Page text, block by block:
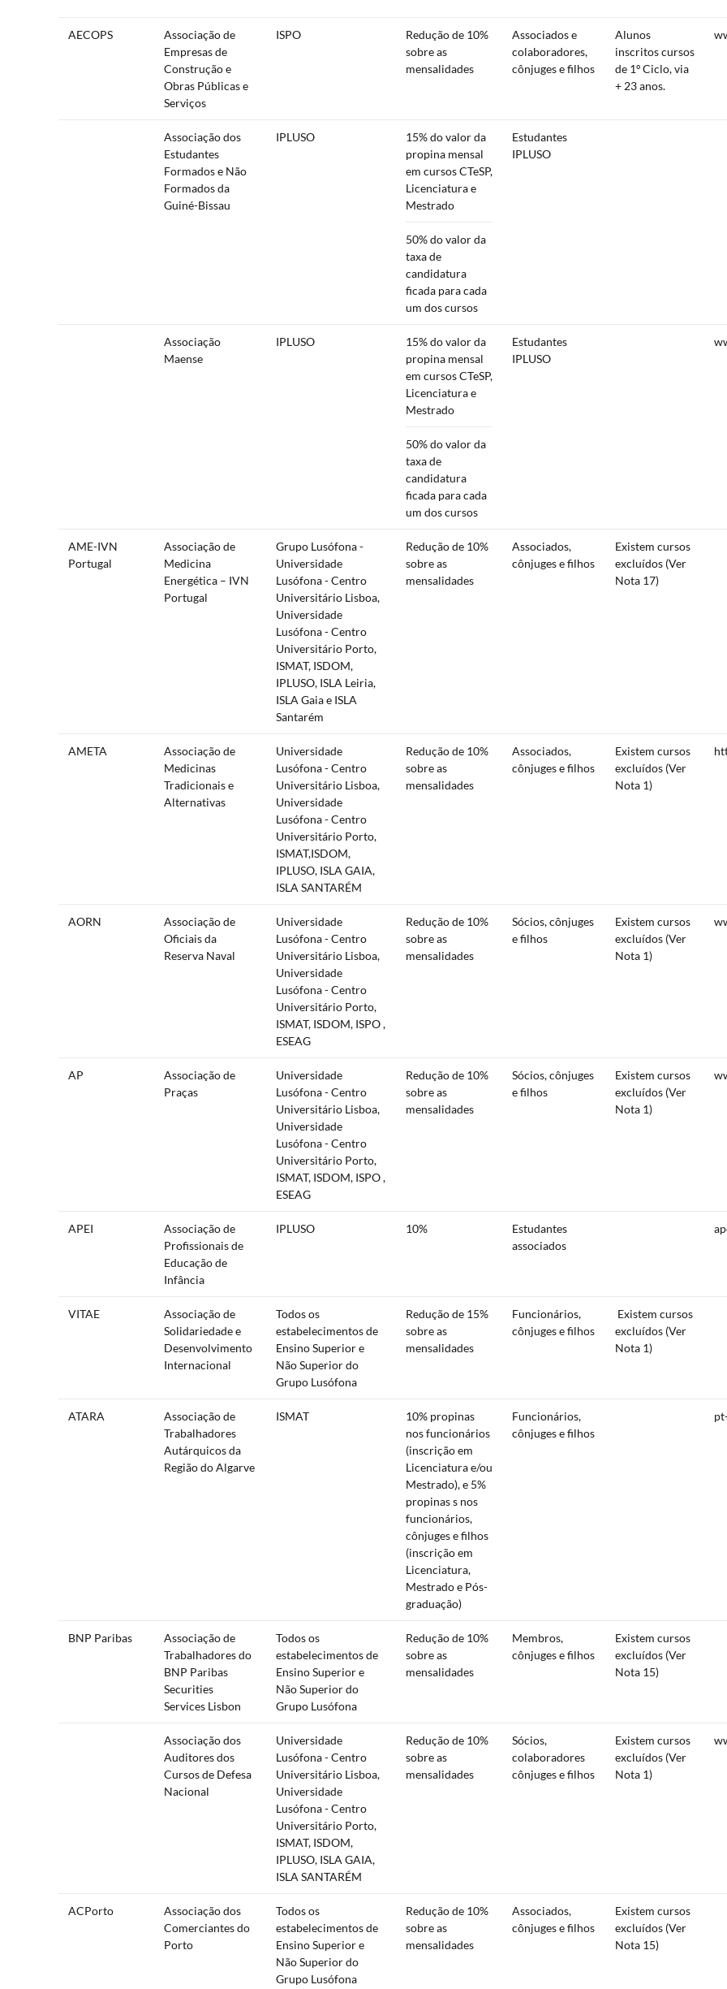
AECOPS
Associação de
Empresas de
Construção e
Obras Públicas e
Serviços
ISPO
Redução de 10%
sobre as
mensalidades
Associados e
colaboradores,
cônjuges e filhos
Alunos
inscritos cursos
de 1º Ciclo, via
+ 23 anos.
Associação dos
Estudantes
Formados e Não
Formados da
Guiné-Bissau
IPLUSO
15% do valor da
propina mensal
em cursos CTeSP,
Licenciatura e
Mestrado
50% do valor da
taxa de
candidatura
ficada para cada
um dos cursos
Estudantes
IPLUSO
Associação
Maense
IPLUSO
15% do valor da
propina mensal
em cursos CTeSP,
Licenciatura e
Mestrado
50% do valor da
taxa de
candidatura
ficada para cada
um dos cursos
Estudantes
IPLUSO
AME-IVN
Portugal
Associação de
Medicina
Energética – IVN
Portugal
Grupo Lusófona -
Universidade
Lusófona - Centro
Universitário Lisboa,
Universidade
Lusófona - Centro
Universitário Porto,
ISMAT, ISDOM,
IPLUSO, ISLA Leiria,
ISLA Gaia e ISLA
Santarém
Redução de 10%
sobre as
mensalidades
Associados,
cônjuges e filhos
Existem cursos
excluídos (Ver
Nota 17)
AMETA
Associação de
Medicinas
Tradicionais e
Alternativas
Universidade
Lusófona - Centro
Universitário Lisboa,
Universidade
Lusófona - Centro
Universitário Porto,
ISMAT,ISDOM,
IPLUSO, ISLA GAIA,
ISLA SANTARÉM
Redução de 10%
sobre as
mensalidades
Associados,
cônjuges e filhos
Existem cursos
excluídos (Ver
Nota 1)
AORN
Associação de
Oficiais da
Reserva Naval
Universidade
Lusófona - Centro
Universitário Lisboa,
Universidade
Lusófona - Centro
Universitário Porto,
ISMAT, ISDOM, ISPO ,
ESEAG
Redução de 10%
sobre as
mensalidades
Sócios, cônjuges
e filhos
Existem cursos
excluídos (Ver
Nota 1)
AP
Associação de
Praças
Universidade
Lusófona - Centro
Universitário Lisboa,
Universidade
Lusófona - Centro
Universitário Porto,
ISMAT, ISDOM, ISPO ,
ESEAG
Redução de 10%
sobre as
mensalidades
Sócios, cônjuges
e filhos
Existem cursos
excluídos (Ver
Nota 1)
APEI
Associação de
Profissionais de
Educação de
Infância
IPLUSO 10%
Estudantes
associados
VITAE
Associação de
Solidariedade e
Desenvolvimento
Internacional
Todos os
estabelecimentos de
Ensino Superior e
Não Superior do
Grupo Lusófona
Redução de 15%
sobre as
mensalidades
Funcionários,
cônjuges e filhos
Existem cursos
excluídos (Ver
Nota 1)
ATARA
Associação de
Trabalhadores
Autárquicos da
Região do Algarve
ISMAT
10% propinas
nos funcionários
(inscrição em
Licenciatura e/ou
Mestrado), e 5%
propinas s nos
funcionários,
cônjuges e filhos
(inscrição em
Licenciatura,
Mestrado e Pós-
graduação)
Funcionários,
cônjuges e filhos
BNP Paribas
Associação de
Trabalhadores do
BNP Paribas
Securities
Services Lisbon
Todos os
estabelecimentos de
Ensino Superior e
Não Superior do
Grupo Lusófona
Redução de 10%
sobre as
mensalidades
Membros,
cônjuges e filhos
Existem cursos
excluídos (Ver
Nota 15)
Associação dos
Auditores dos
Cursos de Defesa
Nacional
Universidade
Lusófona - Centro
Universitário Lisboa,
Universidade
Lusófona - Centro
Universitário Porto,
ISMAT, ISDOM,
IPLUSO, ISLA GAIA,
ISLA SANTARÉM
Redução de 10%
sobre as
mensalidades
Sócios,
colaboradores
cônjuges e filhos
Existem cursos
excluídos (Ver
Nota 1)
ACPorto
Associação dos
Comerciantes do
Porto
Todos os
estabelecimentos de
Ensino Superior e
Não Superior do
Grupo Lusófona
Redução de 10%
sobre as
mensalidades
Associados,
cônjuges e filhos
Existem cursos
excluídos (Ver
Nota 15)